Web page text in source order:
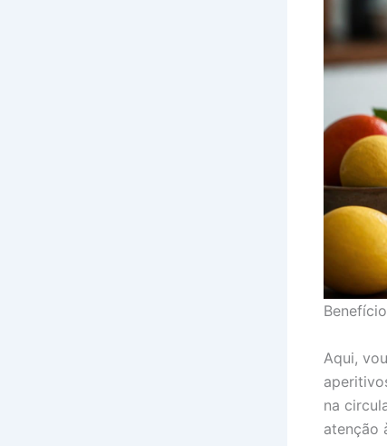
Aqui,
na
atenção